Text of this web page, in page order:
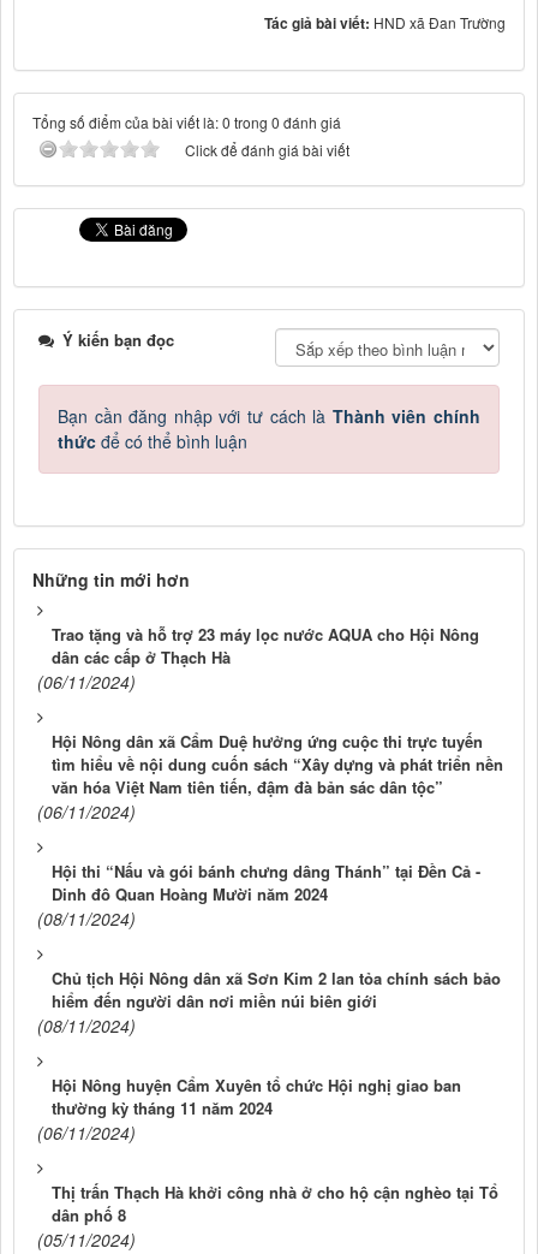
Tác giả bài viết: HND xã Đan Trường
Tổng số điểm của bài viết là: 0 trong 0 đánh giá
Click để đánh giá bài viết
Ý kiến bạn đọc
Bạn cần đăng nhập với tư cách là Thành viên chính
thức để có thể bình luận
Những tin mới hơn
Trao tặng và hỗ trợ 23 máy lọc nước AQUA cho Hội Nông
dân các cấp ở Thạch Hà
(06/11/2024)
Hội Nông dân xã Cẩm Duệ hưởng ứng cuộc thi trực tuyến
tìm hiểu về nội dung cuốn sách “Xây dựng và phát triển nền
văn hóa Việt Nam tiên tiến, đậm đà bản sác dân tộc”
(06/11/2024)
Hội thi “Nấu và gói bánh chưng dâng Thánh” tại Đền Cả -
Dinh đô Quan Hoàng Mười năm 2024
(08/11/2024)
Chủ tịch Hội Nông dân xã Sơn Kim 2 lan tỏa chính sách bảo
hiểm đến người dân nơi miền núi biên giới
(08/11/2024)
Hội Nông huyện Cẩm Xuyên tổ chức Hội nghị giao ban
thường kỳ tháng 11 năm 2024
(06/11/2024)
Thị trấn Thạch Hà khởi công nhà ở cho hộ cận nghèo tại Tổ
dân phố 8
(05/11/2024)